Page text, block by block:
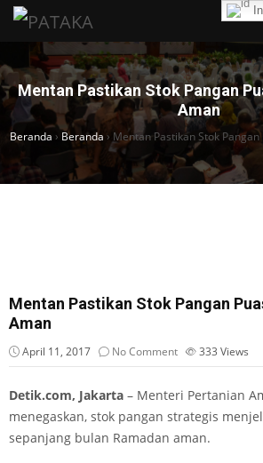
Mentan Pastikan Stok Pangan
Aman
Beranda › Beranda › Mentan Pastikan Stok
Mentan Pastikan Stok Pangan
Aman
April 11, 2017 No Comment 333 Views
Detik.com, Jakarta – Menteri Pertanian
menegaskan, stok pangan strategis
sepanjang bulan Ramadan aman.